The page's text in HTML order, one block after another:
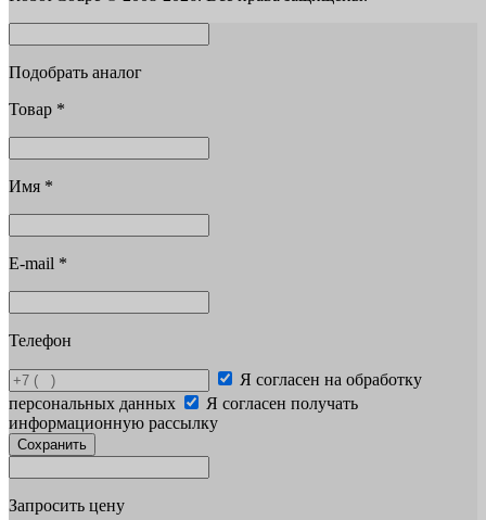
Подобрать аналог
Товар *
Имя *
E-mail *
Телефон
Я согласен на обработку
персональных данных
Я согласен получать
информационную рассылку
Сохранить
Запросить цену